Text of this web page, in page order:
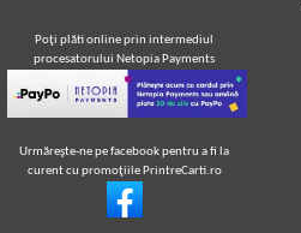
Poţi plăti online prin intermediul
procesatorului Netopia Payments
Urmăreşte-ne pe facebook pentru a fi la
curent cu promoţiile PrintreCarti.ro